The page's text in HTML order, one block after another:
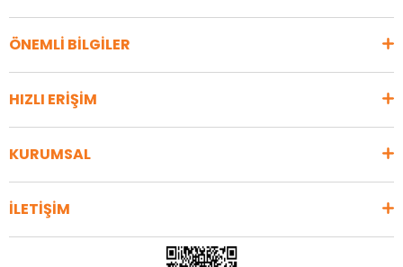
ÖNEMLİ BİLGİLER
HIZLI ERİŞİM
KURUMSAL
İLETİŞİM